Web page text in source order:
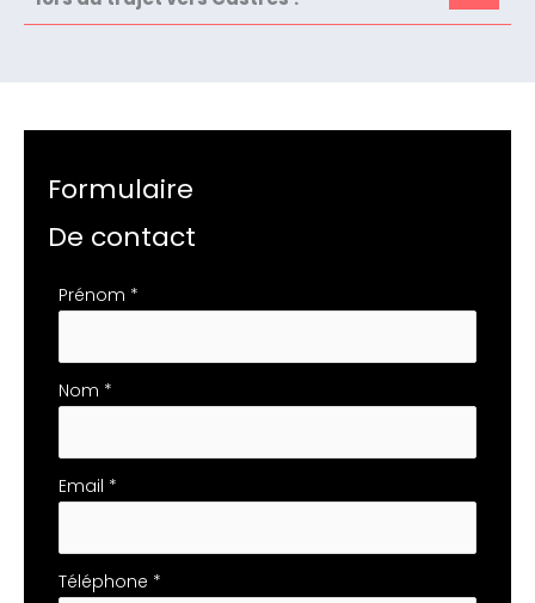
Formulaire
De contact
Formulaire
téléphone
Prénom *
Nom *
Email *
Téléphone *